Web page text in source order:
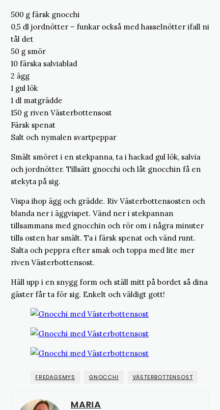
500 g färsk gnocchi
0,5 dl jordnötter – funkar också med hasselnötter ifall ni
tål det
50 g smör
10 färska salviablad
2 ägg
1 gul lök
1 dl matgrädde
150 g riven Västerbottensost
Färsk spenat
Salt och nymalen svartpeppar
Smält smöret i en stekpanna, ta i hackad gul lök, salvia
och jordnötter. Tillsätt gnocchi och låt gnocchin få en
stekyta på sig.
Vispa ihop ägg och grädde. Riv Västerbottensosten och
blanda ner i äggvispet. Vänd ner i stekpannan
tillsammans med gnocchin och rör om i några minuter
tills osten har smält. Ta i färsk spenat och vänd runt.
Salta och peppra efter smak och toppa med lite mer
riven Västerbottensost.
Häll upp i en snygg form och ställ mitt på bordet så dina
gäster får ta för sig. Enkelt och väldigt gott!
FREDAGSMYS GNOCCHI VÄSTERBOTTENSOST
MARIA